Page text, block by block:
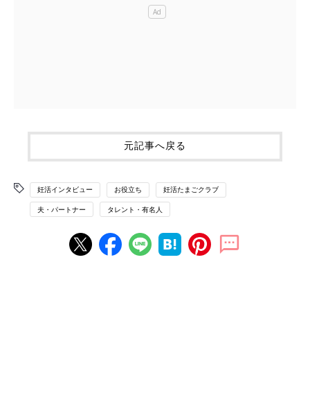
元記事へ戻る
妊活インタビュー お役立ち 妊活たまごクラブ
夫・パートナー タレント・有名人